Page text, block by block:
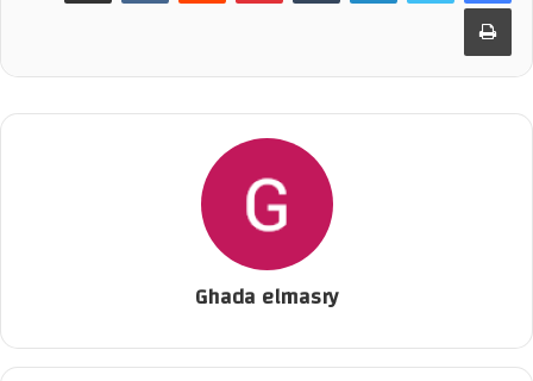
Ghada elmasry